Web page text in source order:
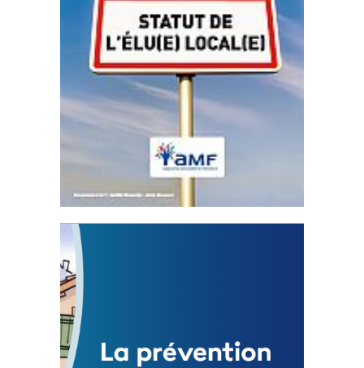
Statut de l’élu local
3 avril 2024
Mise à jour avril 2024
FEUILLETER